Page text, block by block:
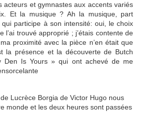
acteurs et gymnastes aux accents variés
Et la musique ? Ah la musique, part
participe à son intensité: oui, le choix
l’ai trouvé approprié ; j’étais contente de
proximité avec la pièce n’en était que
la présence et la découverte de Butch
Den Is Yours » qui ont achevé de me
Lucrèce Borgia de Victor Hugo nous
monde et les deux heures sont passées